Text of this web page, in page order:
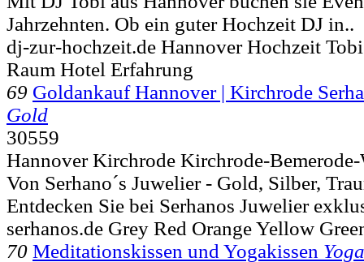
Jahrzehnten. Ob ein guter Hochzeit DJ in..
dj-zur-hochzeit.de Hannover Hochzeit
Raum Hotel Erfahrung
69 Goldankauf Hannover | Kirchrode
Gold
30559
Hannover Kirchrode Kirchrode-
Von Serhano´s Juwelier - Gold, Silber,
Entdecken Sie bei Serhanos Juwelier
serhanos.de Grey Red Orange Yellow
70 Meditationskissen und Yogakissen